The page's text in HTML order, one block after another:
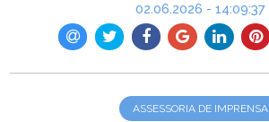
02.06.2026 - 14:09:37
ASSESSORIA DE IMPRENSA